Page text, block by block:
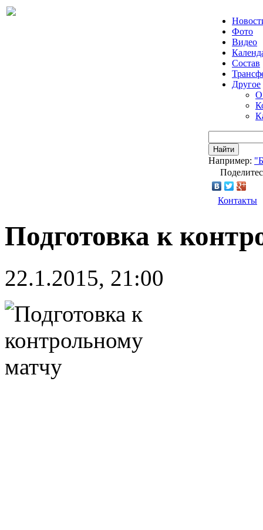
Фото
Видео
Состав
Другое
О
Найти
Например:
Контакты
Подготовка к
22.1.2015, 21:00